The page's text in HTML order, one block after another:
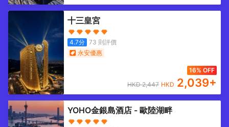
十三皇宮
4.7分 73 則評價
永安優惠
16% OFF
HKD2,447 HKD 2,039+
YOHO金銀島酒店 - 歐陸湖畔